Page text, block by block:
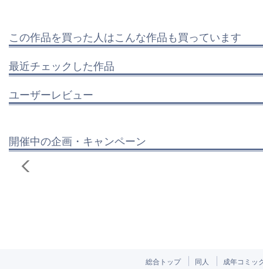
この作品を買った人はこんな作品も買っています
最近チェックした作品
ユーザーレビュー
開催中の企画・キャンペーン
総合トップ 同人 成年コミッ